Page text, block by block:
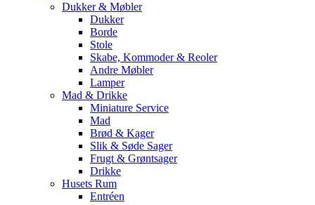
Dukker & Møbler
Dukker
Borde
Stole
Skabe, Kommoder & Reoler
Andre Møbler
Lamper
Mad & Drikke
Miniature Service
Mad
Brød & Kager
Slik & Søde Sager
Frugt & Grøntsager
Drikke
Husets Rum
Entréen